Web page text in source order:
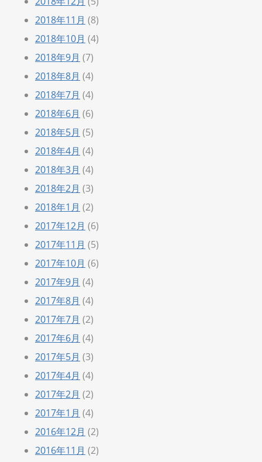
2018年11月 (8)
2018年10月 (4)
2018年9月 (7)
2018年8月 (4)
2018年7月 (4)
2018年6月 (6)
2018年5月 (5)
2018年4月 (4)
2018年3月 (4)
2018年2月 (3)
2018年1月 (2)
2017年12月 (6)
2017年11月 (5)
2017年10月 (6)
2017年9月 (4)
2017年8月 (4)
2017年7月 (2)
2017年6月 (4)
2017年5月 (3)
2017年4月 (4)
2017年2月 (2)
2017年1月 (4)
2016年12月 (2)
2016年11月 (2)